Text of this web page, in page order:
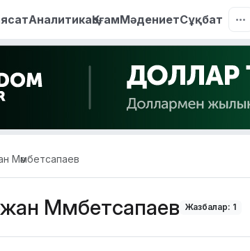
АналитикаҚоғамМәдениетСұқбат
Мәмбетсапаев
Мәмбетсапаев Жазбалар: 1